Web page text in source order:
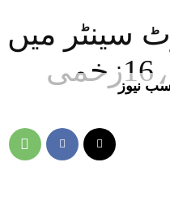
سینٹر
نیوز